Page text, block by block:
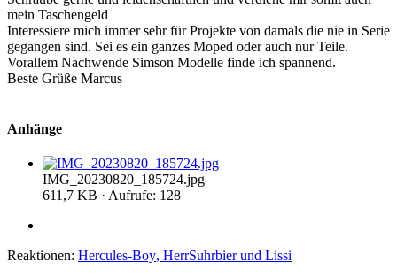
mein Taschengeld
Interessiere mich immer sehr für Projekte von damals die nie in Serie
gegangen sind. Sei es ein ganzes Moped oder auch nur Teile.
Vorallem Nachwende Simson Modelle finde ich spannend.
Beste Grüße Marcus
Anhänge
IMG_20230820_185724.jpg
611,7 KB · Aufrufe: 128
Reaktionen: Hercules-Boy, HerrSuhrbierund Lissi